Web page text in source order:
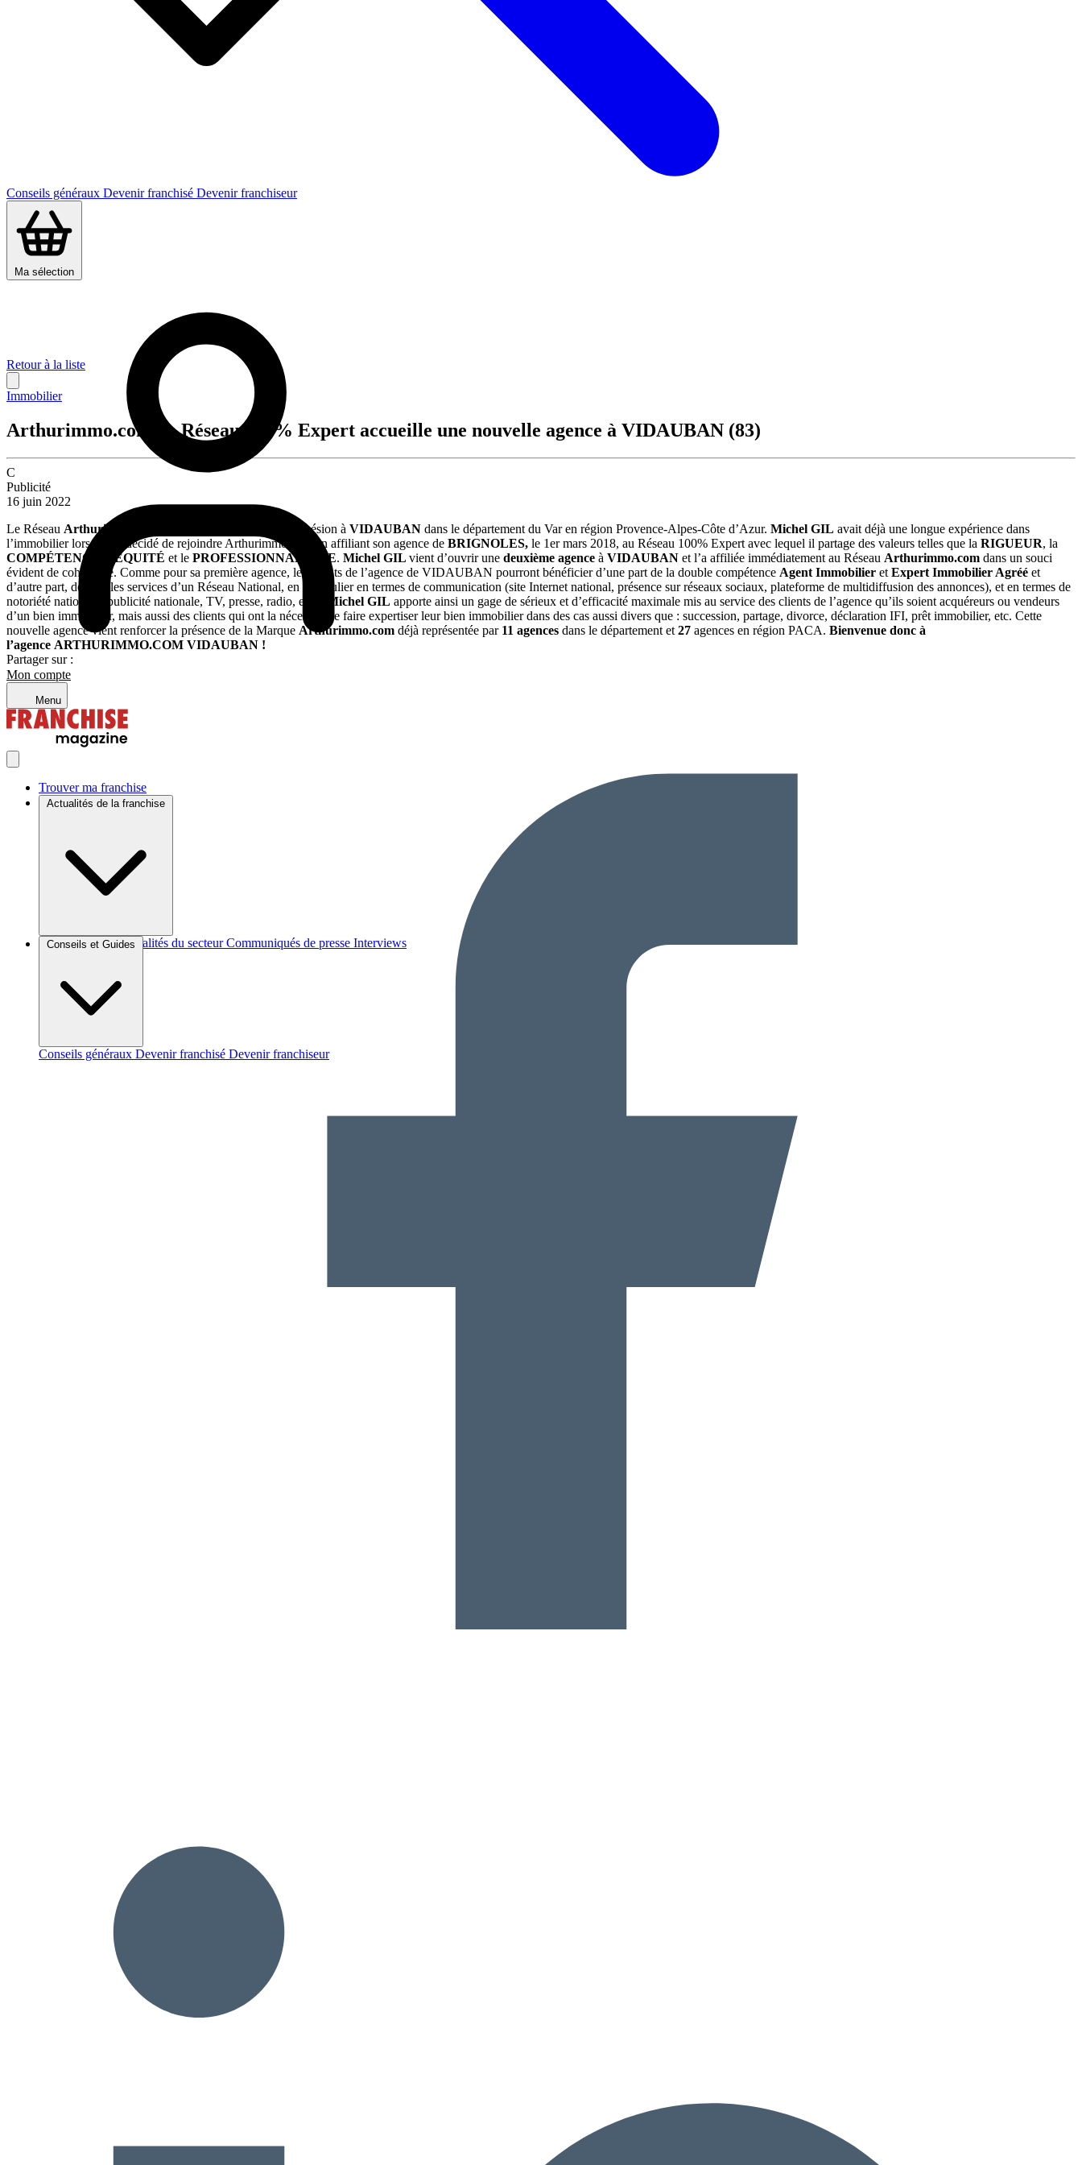
Conseils généraux Devenir franchisé Devenir franchiseur
Ma sélection
Mon compte
Menu
Trouver ma franchise
Actualités de la franchise
Brèves et actus Actualités du secteur Communiqués de presse Interviews
Conseils et Guides
Conseils généraux Devenir franchisé Devenir franchiseur
Retour à la liste
Immobilier
Arthurimmo.com, le Réseau 100% Expert accueille une nouvelle agence à VIDAUBAN (83)
C
Publicité
16 juin 2022
Le Réseau Arthurimmo.com a enregistré une nouvelle adhésion à VIDAUBAN dans le département du Var en région Provence-Alpes-Côte d’Azur. Michel GIL avait déjà une longue expérience dans
l’immobilier lorsqu’il a décidé de rejoindre Arthurimmo.com en affiliant son agence de BRIGNOLES, le 1er mars 2018, au Réseau 100% Expert avec lequel il partage des valeurs telles que la RIGUEUR, la
COMPÉTENCE
ÉQUITÉ et le PROFESSIONNALISME. Michel GIL vient d’ouvrir une deuxième agence à VIDAUBAN et l’a affiliée immédiatement au Réseau Arthurimmo.com dans un souci
évident de cohérence. Comme pour sa première agence, les clients de l’agence de VIDAUBAN pourront bénéficier d’une part de la double compétence Agent Immobilier et Expert Immobilier Agréé et
d’autre part, de tous les services d’un Réseau National, en particulier en termes de communication (site Internet national, présence sur réseaux sociaux, plateforme de multidiffusion des annonces), et en termes de
notoriété nationale (publicité nationale, TV, presse, radio, etc.).
Michel GIL apporte ainsi un gage de sérieux et d’efficacité maximale mis au service des clients de l’agence qu’ils soient acquéreurs ou vendeurs
d’un bien immobilier, mais aussi des clients qui ont la nécessité de faire expertiser leur bien immobilier dans des cas aussi divers que : succession, partage, divorce, déclaration IFI, prêt immobilier, etc. Cette
nouvelle agence vient renforcer la présence de la Marque Arthurimmo.com déjà représentée par 11 agences dans le département et 27 agences en région PACA. Bienvenue donc à
l’agence ARTHURIMMO.COM VIDAUBAN !
Partager sur :